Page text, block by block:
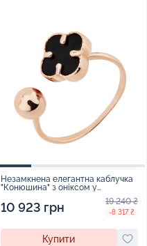
Незамкнена елегантна каблучка
"Конюшина" з оніксом у
червоному золоті - 2093461
10 923 грн 19 240 ₴
-8 317 ₴
Купити